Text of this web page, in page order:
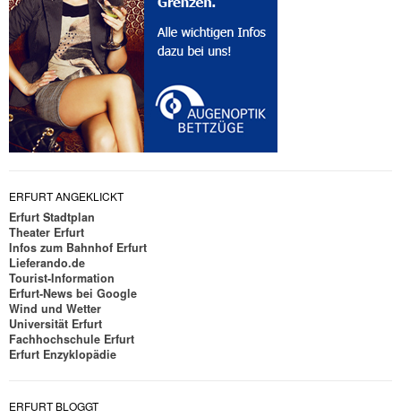
ERFURT ANGEKLICKT
Erfurt Stadtplan
Theater Erfurt
Infos zum Bahnhof Erfurt
Lieferando.de
Tourist-Information
Erfurt-News bei Google
Wind und Wetter
Universität Erfurt
Fachhochschule Erfurt
Erfurt Enzyklopädie
ERFURT BLOGGT